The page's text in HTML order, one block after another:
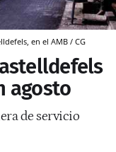
en el AMB / CG
agosto
de servicio